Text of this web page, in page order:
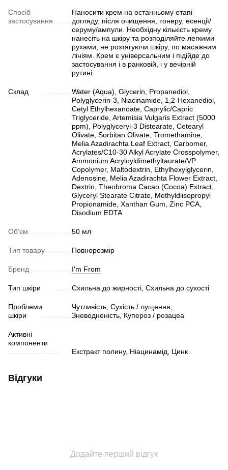
Спосіб
застосування
Наносити крем на останньому етапі
догляду, після очищення, тонеру, есенції/
серуму/ампули. Необхідну кількість крему
нанесіть на шкіру та розподіляйте легкими
рухами, не розтягуючи шкіру, по масажним
лініям. Крем є універсальним і підійде до
застосування і в ранковій, і у вечірній
рутині.
Склад
Water (Aqua), Glycerin, Propanediol,
Polyglycerin-3, Niacinamide, 1,2-Hexanediol,
Cetyl Ethylhexanoate, Caprylic/Capric
Triglyceride, Artemisia Vulgaris Extract (5000
ppm), Polyglyceryl-3 Distearate, Cetearyl
Olivate, Sorbitan Olivate, Tromethamine,
Melia Azadirachta Leaf Extract, Carbomer,
Acrylates/C10-30 Alkyl Acrylate Crosspolymer,
Ammonium Acryloyldimethyltaurate/VP
Copolymer, Maltodextrin, Ethylhexylglycerin,
Adenosine, Melia Azadirachta Flower Extract,
Dextrin, Theobroma Cacao (Cocoa) Extract,
Glyceryl Stearate Citrate, Methyldiisopropyl
Propionamide, Xanthan Gum, Zinc PCA,
Disodium EDTA
Обʼєм 50 мл
Тип товару Повнорозмір
Бренд I'm From
Тип шкіри Схильна до жирності, Схильна до сухості
Проблеми
шкіри
Чутливість, Сухість / лущення,
Зневодненість, Купероз / розацеа
Активні
компоненти
Екстракт полину, Ніацинамід, Цинк
Відгуки
Додайте перший відгук